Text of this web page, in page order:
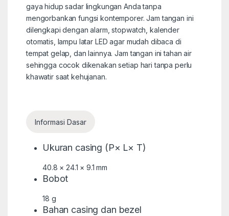
gaya hidup sadar lingkungan Anda tanpa
mengorbankan fungsi kontemporer. Jam tangan ini
dilengkapi dengan alarm, stopwatch, kalender
otomatis, lampu latar LED agar mudah dibaca di
tempat gelap, dan lainnya. Jam tangan ini tahan air
sehingga cocok dikenakan setiap hari tanpa perlu
khawatir saat kehujanan.
Informasi Dasar
Ukuran casing (P× L× T)
40.8 × 24.1 × 9.1 mm
Bobot
18 g
Bahan casing dan bezel